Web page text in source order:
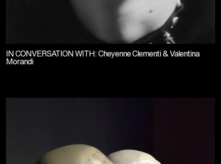
IN CONVERSATION WITH: Cheyenne Clementi & Valentina
Morandi